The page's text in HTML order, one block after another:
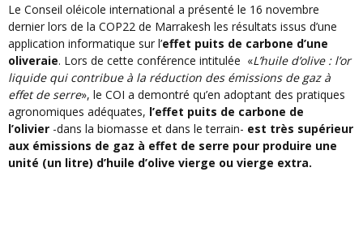
Le Conseil oléicole international a présenté le 16 novembre
dernier lors de la COP22 de Marrakesh les résultats issus d’une
application informatique sur l’effet puits de carbone d’une
oliveraie. Lors de cette conférence intitulée «L’huile d’olive: l’or
liquidequi contribue à la réduction des émissionsde gaz à
effetde serre», le COI a demontré qu’en adoptant des pratiques
agronomiques adéquates, l’effet puits de carbone de
l’olivier -dans la biomasse et dans le terrain- est très supérieur
aux émissions de gaz à effet de serre pour produire une
unité (un litre) d’huile d’olive vierge ou vierge extra.